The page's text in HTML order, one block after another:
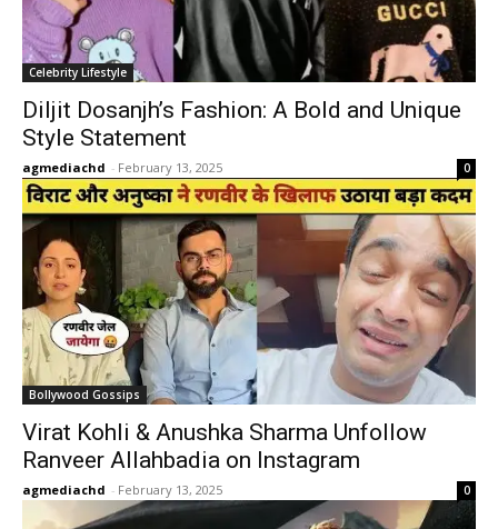
Celebrity Lifestyle
Diljit Dosanjh’s Fashion: A Bold and Unique
Style Statement
agmediachd - February 13, 2025 0
Bollywood Gossips
Virat Kohli & Anushka Sharma Unfollow
Ranveer Allahbadia on Instagram
agmediachd - February 13, 2025 0